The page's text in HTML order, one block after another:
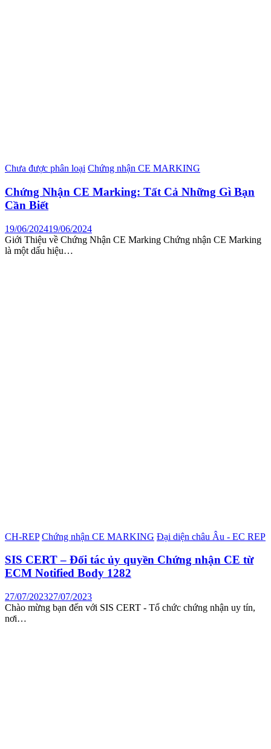
Chưa được phân loại Chứng nhận CE MARKING
Chứng Nhận CE Marking: Tất Cả Những Gì Bạn
Cần Biết
19/06/202419/06/2024
Giới Thiệu về Chứng Nhận CE Marking Chứng nhận CE Marking
là một dấu hiệu…
CH-REP Chứng nhận CE MARKING Đại diện châu Âu - EC REP
SIS CERT – Đối tác ủy quyền Chứng nhận CE từ
ECM Notified Body 1282
27/07/202327/07/2023
Chào mừng bạn đến với SIS CERT - Tổ chức chứng nhận uy tín,
nơi…